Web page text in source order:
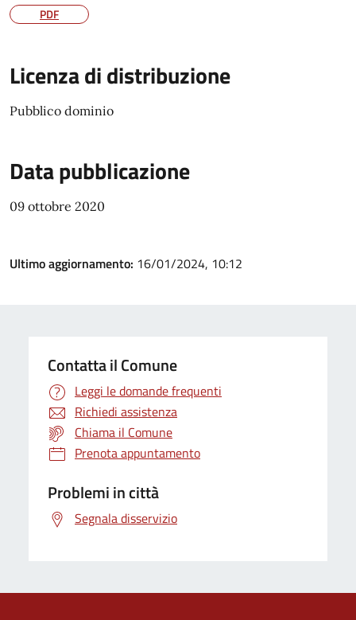
PDF
Licenza di distribuzione
Pubblico dominio
Data pubblicazione
09 ottobre 2020
Ultimo aggiornamento: 16/01/2024, 10:12
Contatta il Comune
Leggi le domande frequenti
Richiedi assistenza
Chiama il Comune
Prenota appuntamento
Problemi in città
Segnala disservizio